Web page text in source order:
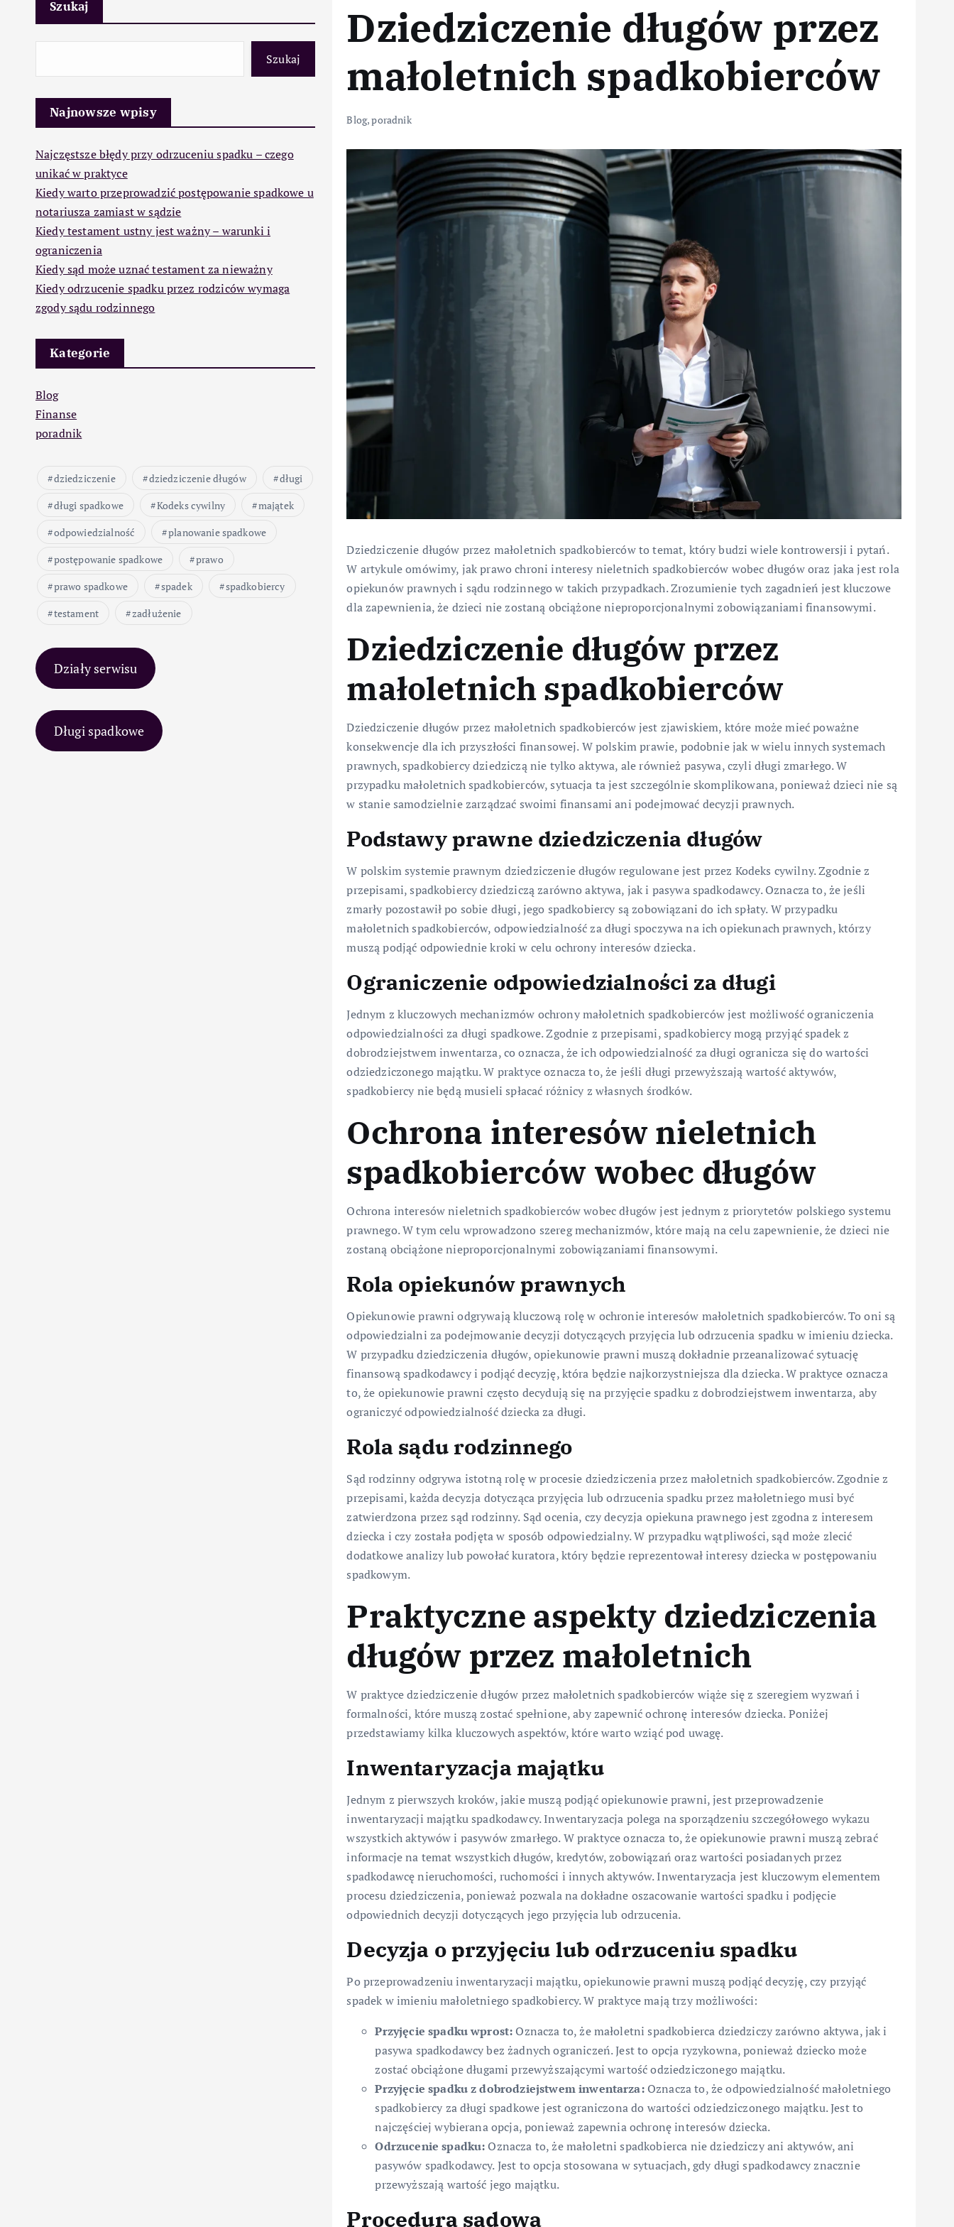
Szukaj
Szukaj
Najnowsze wpisy
Najczęstsze błędy przy odrzuceniu spadku – czego
unikać w praktyce
Kiedy warto przeprowadzić postępowanie spadkowe u
notariusza zamiast w sądzie
Kiedy testament ustny jest ważny – warunki i
ograniczenia
Kiedy sąd może uznać testament za nieważny
Kiedy odrzucenie spadku przez rodziców wymaga
zgody sądu rodzinnego
Kategorie
Blog
Finanse
poradnik
dziedziczenie dziedziczenie długów
długi
długi spadkowe
Kodeks cywilny
majątek
odpowiedzialność
planowanie spadkowe
postępowanie spadkowe
prawo
prawo spadkowe
spadek
spadkobiercy
testament
zadłużenie
Działy serwisu
Długi spadkowe
Dziedziczenie długów przez
małoletnich spadkobierców
Blog,poradnik
Dziedziczenie długów przez małoletnich spadkobierców to temat, który budzi wiele kontrowersji i pytań.
W artykule omówimy, jak prawo chroni interesy nieletnich spadkobierców wobec długów oraz jaka jest rola
opiekunów prawnych i sądu rodzinnego w takich przypadkach. Zrozumienie tych zagadnień jest kluczowe
dla zapewnienia, że dzieci nie zostaną obciążone nieproporcjonalnymi zobowiązaniami finansowymi.
Dziedziczenie długów przez
małoletnich spadkobierców
Dziedziczenie długów przez małoletnich spadkobierców jest zjawiskiem, które może mieć poważne
konsekwencje dla ich przyszłości finansowej. W polskim prawie, podobnie jak w wielu innych systemach
prawnych, spadkobiercy dziedziczą nie tylko aktywa, ale również pasywa, czyli długi zmarłego. W
przypadku małoletnich spadkobierców, sytuacja ta jest szczególnie skomplikowana, ponieważ dzieci nie są
w stanie samodzielnie zarządzać swoimi finansami ani podejmować decyzji prawnych.
Podstawy prawne dziedziczenia długów
W polskim systemie prawnym dziedziczenie długów regulowane jest przez Kodeks cywilny. Zgodnie z
przepisami, spadkobiercy dziedziczą zarówno aktywa, jak i pasywa spadkodawcy. Oznacza to, że jeśli
zmarły pozostawił po sobie długi, jego spadkobiercy są zobowiązani do ich spłaty. W przypadku
małoletnich spadkobierców, odpowiedzialność za długi spoczywa na ich opiekunach prawnych, którzy
muszą podjąć odpowiednie kroki w celu ochrony interesów dziecka.
Ograniczenie odpowiedzialności za długi
Jednym z kluczowych mechanizmów ochrony małoletnich spadkobierców jest możliwość ograniczenia
odpowiedzialności za długi spadkowe. Zgodnie z przepisami, spadkobiercy mogą przyjąć spadek z
dobrodziejstwem inwentarza, co oznacza, że ich odpowiedzialność za długi ogranicza się do wartości
odziedziczonego majątku. W praktyce oznacza to, że jeśli długi przewyższają wartość aktywów,
spadkobiercy nie będą musieli spłacać różnicy z własnych środków.
Ochrona interesów nieletnich
spadkobierców wobec długów
Ochrona interesów nieletnich spadkobierców wobec długów jest jednym z priorytetów polskiego systemu
prawnego. W tym celu wprowadzono szereg mechanizmów, które mają na celu zapewnienie, że dzieci nie
zostaną obciążone nieproporcjonalnymi zobowiązaniami finansowymi.
Rola opiekunów prawnych
Opiekunowie prawni odgrywają kluczową rolę w ochronie interesów małoletnich spadkobierców. To oni są
odpowiedzialni za podejmowanie decyzji dotyczących przyjęcia lub odrzucenia spadku w imieniu dziecka.
W przypadku dziedziczenia długów, opiekunowie prawni muszą dokładnie przeanalizować sytuację
finansową spadkodawcy i podjąć decyzję, która będzie najkorzystniejsza dla dziecka. W praktyce oznacza
to, że opiekunowie prawni często decydują się na przyjęcie spadku z dobrodziejstwem inwentarza, aby
ograniczyć odpowiedzialność dziecka za długi.
Rola sądu rodzinnego
Sąd rodzinny odgrywa istotną rolę w procesie dziedziczenia przez małoletnich spadkobierców. Zgodnie z
przepisami, każda decyzja dotycząca przyjęcia lub odrzucenia spadku przez małoletniego musi być
zatwierdzona przez sąd rodzinny. Sąd ocenia, czy decyzja opiekuna prawnego jest zgodna z interesem
dziecka i czy została podjęta w sposób odpowiedzialny. W przypadku wątpliwości, sąd może zlecić
dodatkowe analizy lub powołać kuratora, który będzie reprezentował interesy dziecka w postępowaniu
spadkowym.
Praktyczne aspekty dziedziczenia
długów przez małoletnich
W praktyce dziedziczenie długów przez małoletnich spadkobierców wiąże się z szeregiem wyzwań i
formalności, które muszą zostać spełnione, aby zapewnić ochronę interesów dziecka. Poniżej
przedstawiamy kilka kluczowych aspektów, które warto wziąć pod uwagę.
Inwentaryzacja majątku
Jednym z pierwszych kroków, jakie muszą podjąć opiekunowie prawni, jest przeprowadzenie
inwentaryzacji majątku spadkodawcy. Inwentaryzacja polega na sporządzeniu szczegółowego wykazu
wszystkich aktywów i pasywów zmarłego. W praktyce oznacza to, że opiekunowie prawni muszą zebrać
informacje na temat wszystkich długów, kredytów, zobowiązań oraz wartości posiadanych przez
spadkodawcę nieruchomości, ruchomości i innych aktywów. Inwentaryzacja jest kluczowym elementem
procesu dziedziczenia, ponieważ pozwala na dokładne oszacowanie wartości spadku i podjęcie
odpowiednich decyzji dotyczących jego przyjęcia lub odrzucenia.
Decyzja o przyjęciu lub odrzuceniu spadku
Po przeprowadzeniu inwentaryzacji majątku, opiekunowie prawni muszą podjąć decyzję, czy przyjąć
spadek w imieniu małoletniego spadkobiercy. W praktyce mają trzy możliwości:
Przyjęcie spadku wprost: Oznacza to, że małoletni spadkobierca dziedziczy zarówno aktywa, jak i
pasywa spadkodawcy bez żadnych ograniczeń. Jest to opcja ryzykowna, ponieważ dziecko może
zostać obciążone długami przewyższającymi wartość odziedziczonego majątku.
Przyjęcie spadku z dobrodziejstwem inwentarza:Oznacza to, że odpowiedzialność małoletniego
spadkobiercy za długi spadkowe jest ograniczona do wartości odziedziczonego majątku. Jest to
najczęściej wybierana opcja, ponieważ zapewnia ochronę interesów dziecka.
Odrzucenie spadku: Oznacza to, że małoletni spadkobierca nie dziedziczy ani aktywów, ani
pasywów spadkodawcy. Jest to opcja stosowana w sytuacjach, gdy długi spadkodawcy znacznie
przewyższają wartość jego majątku.
Procedura sądowa